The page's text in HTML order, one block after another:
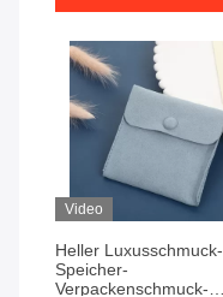
Video
Heller Luxusschmuck-
Speicher-
Verpackenschmuck-